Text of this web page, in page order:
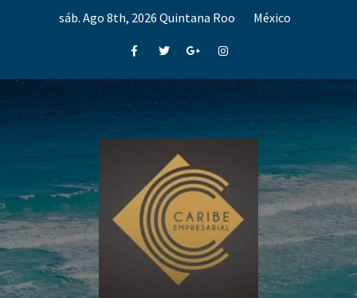
sáb. Ago 8th, 2026 Quintana Roo México
FacebookTwitterGoogle+Instagram